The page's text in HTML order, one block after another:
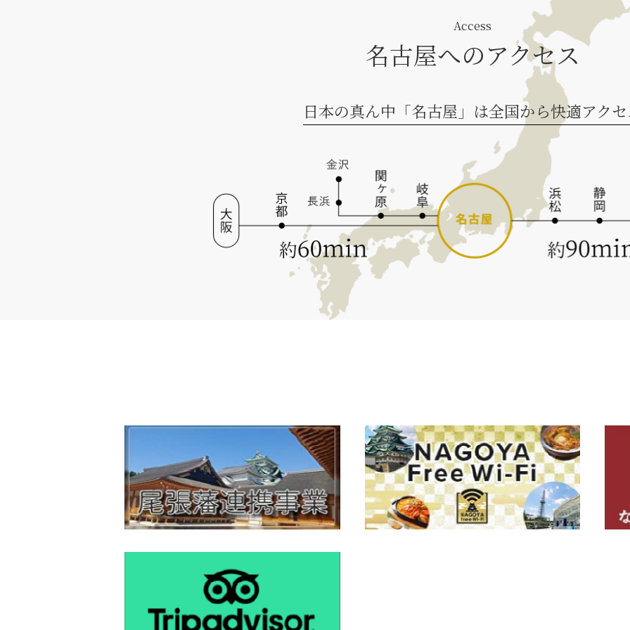
Access
名古屋へのアクセス
日本の真ん中「名古屋」は全国から快適アク